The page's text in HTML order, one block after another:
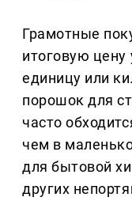
Грамотные
итоговую цену
единицу или
порошок для
часто
чем в
для бытовой
других